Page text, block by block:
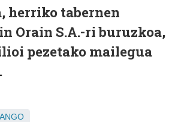
herriko tabernen
Orain S.A.-ri buruzkoa,
pezetako mailegua